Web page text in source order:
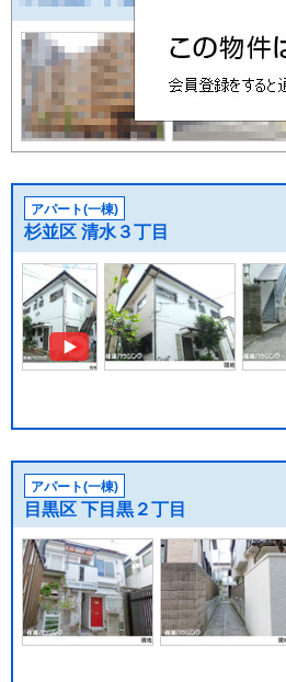
アパート(一棟)
杉並区 清水３丁目
アパート(一棟)
目黒区 下目黒２丁目